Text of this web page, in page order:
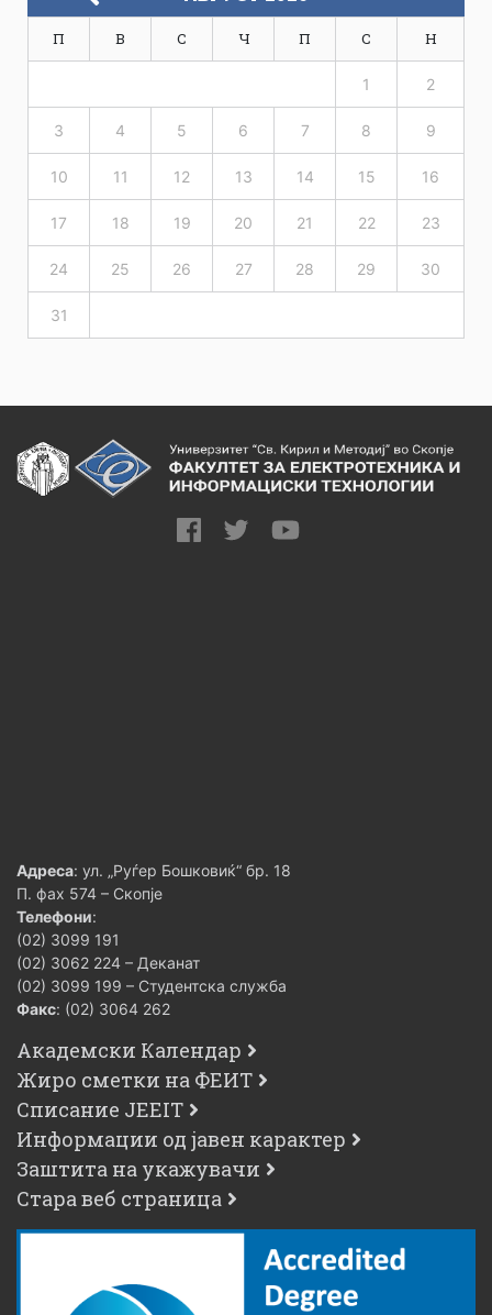
П В С Ч П С Н
1 2
3 4 5 6 7 8 9
10 11 12 13 14 15 16
17 18 19 20 21 22 23
24 25 26 27 28 29 30
31
Адреса: ул. „Руѓер Бошковиќ“ бр. 18
П. фах 574 – Скопје
Телефони:
(02) 3099 191
(02) 3062 224 – Деканат
(02) 3099 199 – Студентска служба
Факс: (02) 3064 262
Академски Календар
Жиро сметки на ФЕИТ
Списание JEEIT
Информации од јавен карактер
Заштита на укажувачи
Стара веб страница